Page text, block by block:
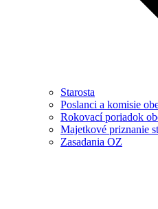
Starosta
Poslanci a komisie
Rokovací poriadok
Majetkové priznanie
Zasadania OZ